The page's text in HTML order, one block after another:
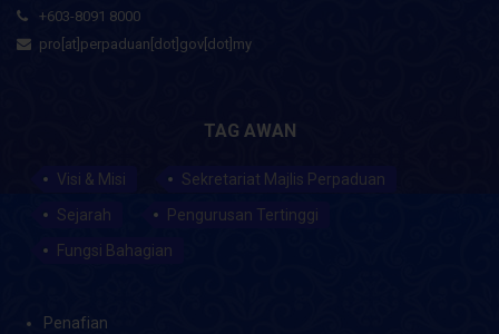
+603-8091 8000
pro[at]perpaduan[dot]gov[dot]my
TAG AWAN
Visi & Misi
Sekretariat Majlis Perpaduan
Sejarah
Pengurusan Tertinggi
Fungsi Bahagian
Penafian